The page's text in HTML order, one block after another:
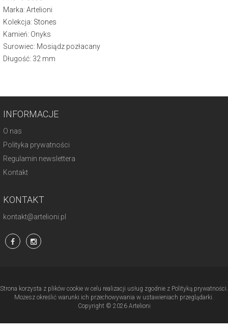
Marka: Artelioni
Kolekcja: Stones
Kamień: Onyks
Surowiec: Mosiądz pozłacany
Długość: 32 mm
INFORMACJE
O nas
Polityka prywatności
Regulamin newslettera
Kontakt
KONTAKT
kontakt@artelioni.pl
Strona korzysta z plików cookie w celu realizacji usług zgodnie z Polityką prywatności.
Możesz określić warunki ich przechowywania w ustawieniach przeglądarki.
Copyright © 2026 Artelioni